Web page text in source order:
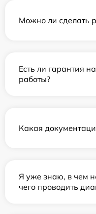
Можно ли сделать
Есть ли гарантия
работы?
Какая
Я уже знаю, в чем
чего проводить